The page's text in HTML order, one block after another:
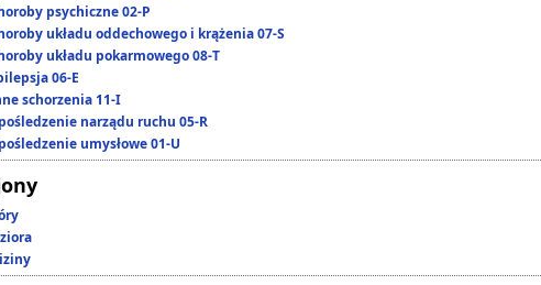
psychiczne 02-P
układu oddechowego i krążenia 07-S
układu pokarmowego 08-T
06-E
schorzenia 11-I
narządu ruchu 05-R
umysłowe 01-U